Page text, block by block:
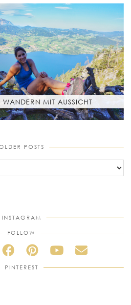
WANDERN MIT AUSSICHT
POSTS
INSTAGRAM
FOLLOW
PINTEREST